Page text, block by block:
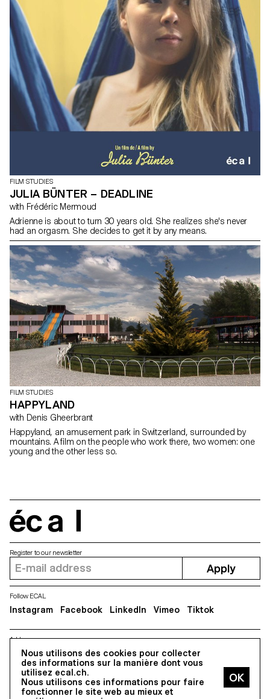
FILM STUDIES
JULIA BÜNTER – DEADLINE
with Frédéric Mermoud
Adrienne is about to turn 30 years old. She realizes she's never
had an orgasm. She decides to get it by any means.
FILM STUDIES
HAPPYLAND
with Denis Gheerbrant
Happyland, an amusement park in Switzerland, surrounded by
mountains. A film on the people who work there, two women: one
young and the other less so.
Nous utilisons des cookies pour collecter
des informations sur la manière dont vous
utilisez ecal.ch.
Nous utilisons ces informations pour faire
fonctionner le site web au mieux et
Address
5, avenue du Temple, CH-1020 Renens
Register to our newsletter
Apply
Follow ECAL
Instagram Facebook LinkedIn Vimeo Tiktok
All Rights reserved @2026
Contact Impressum Hub Press